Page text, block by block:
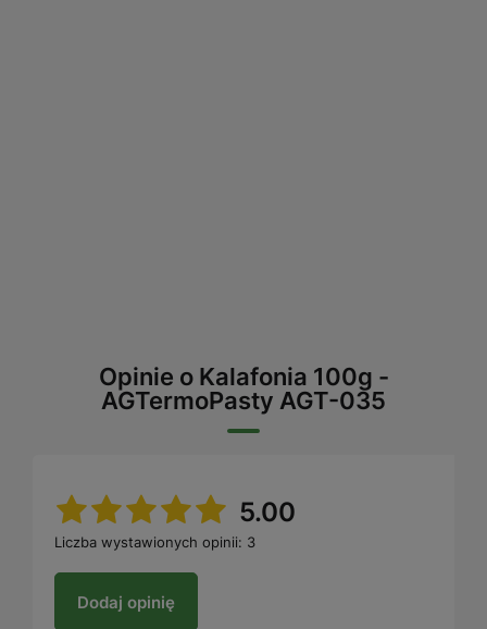
Opinie o Kalafonia 100g -
AGTermoPasty AGT-035
5.00
Liczba wystawionych opinii: 3
Dodaj opinię